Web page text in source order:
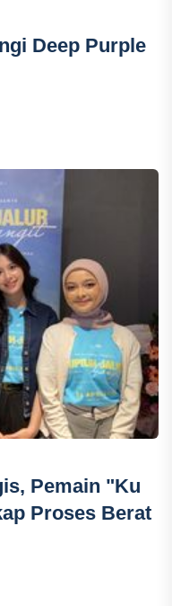
Deep Purple
Pemain "Ku
Proses Berat